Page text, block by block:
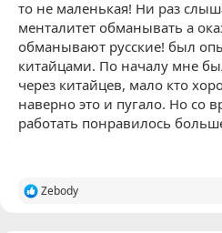
то не маленькая! Ни раз
менталитет обманывать а
обманывают русские! был
китайцами. По началу мне
через китайцев, мало кто
наверно это и пугало. Но со
работать понравилось
Р
Zebody